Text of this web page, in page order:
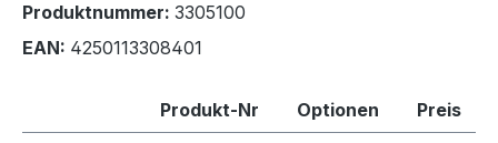
Produktnummer: 3305100
EAN: 4250113308401
Produkt-Nr Optionen Preis